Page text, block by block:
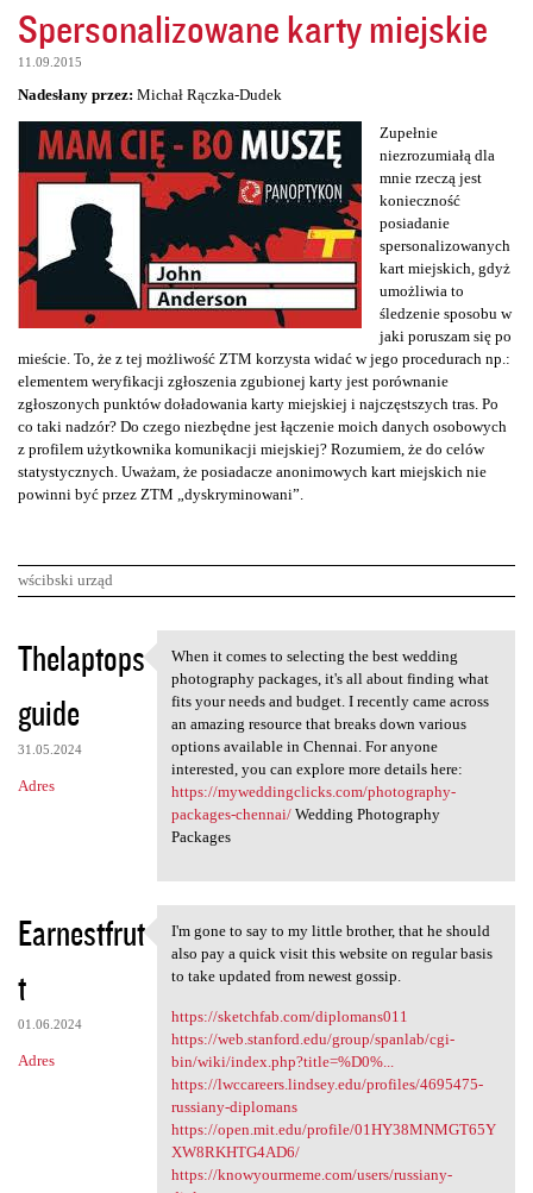
Spersonalizowane karty miejskie
11.09.2015
Nadesłany przez: Michał Rączka-Dudek
Zupełnie
niezrozumiałą dla
mnie rzeczą jest
konieczność
posiadanie
spersonalizowanych
kart miejskich, gdyż
umożliwia to
śledzenie sposobu w
jaki poruszam się po
mieście. To, że z tej możliwość ZTM korzysta widać w jego procedurach np.:
elementem weryfikacji zgłoszenia zgubionej karty jest porównanie
zgłoszonych punktów doładowania karty miejskiej i najczęstszych tras. Po
co taki nadzór? Do czego niezbędne jest łączenie moich danych osobowych
z profilem użytkownika komunikacji miejskiej? Rozumiem, że do celów
statystycznych. Uważam, że posiadacze anonimowych kart miejskich nie
powinni być przez ZTM „dyskryminowani”.
wścibski urząd
K
o
m
e
n
z
e
Thelaptops
guide
31.05.2024
Adres
When it comes to selecting
When it comes to selecting the best wedding
photography packages, it's all about finding what
fits your needs and budget. I recently came across
an amazing resource that breaks down various
options available in Chennai. For anyone
interested, you can explore more details here:
https://myweddingclicks.com/photography-
packages-chennai/Wedding Photography
Packages
Earnestfrut
t
01.06.2024
Adres
I'm gone to say to my little
I'm gone to say to my little brother, that he should
also pay a quick visit this website on regular basis
to take updated from newest gossip.
https://sketchfab.com/diplomans011
https://web.stanford.edu/group/spanlab/cgi-
bin/wiki/index.php?title=%D0%...
https://lwccareers.lindsey.edu/profiles/4695475-
russiany-diplomans
https://open.mit.edu/profile/01HY38MNMGT65Y
XW8RKHTG4AD6/
https://knowyourmeme.com/users/russiany-